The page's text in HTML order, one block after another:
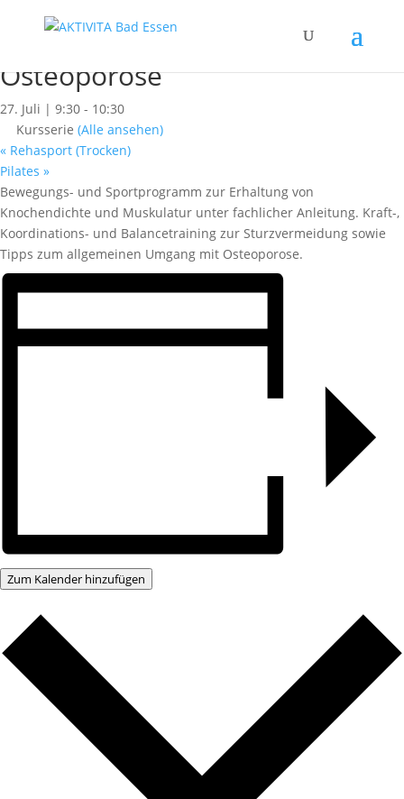
« Alle Kurse
Osteoporose
27. Juli | 9:30 - 10:30
Kursserie (Alle ansehen)
« Rehasport (Trocken)
Pilates »
Bewegungs- und Sportprogramm zur Erhaltung von
Knochendichte und Muskulatur unter fachlicher Anleitung. Kraft-,
Koordinations- und Balancetraining zur Sturzvermeidung sowie
Tipps zum allgemeinen Umgang mit Osteoporose.
Zum Kalender hinzufügen